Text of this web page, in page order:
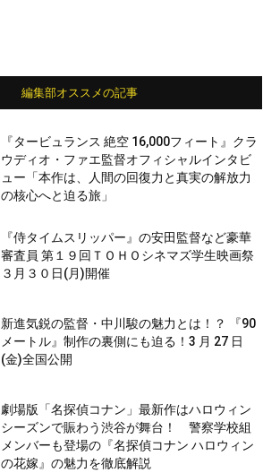
編集部オススメの記事
『タービュランス 絶空 16,000フィート』クラ
ウディオ・ファエ監督オフィシャルインタビ
ュー「本作は、人間の回復力と真実の解放力
の核心へと迫る旅」
『侍タイムスリッパー』の安田監督など豪華
審査員 第１９回ＴＯＨＯシネマズ学生映画祭
３月３０日(月)開催
新進気鋭の監督・中川駿の魅力とは！？ 『90
メートル』制作の裏側にも迫る！3 月 27 日
(金)全国公開
劇場版「名探偵コナン」最新作はハロウィン
シーズンで賑わう渋谷が舞台！ 警察学校組
メンバーも登場の『名探偵コナン ハロウィン
の花嫁』の魅力を徹底解説